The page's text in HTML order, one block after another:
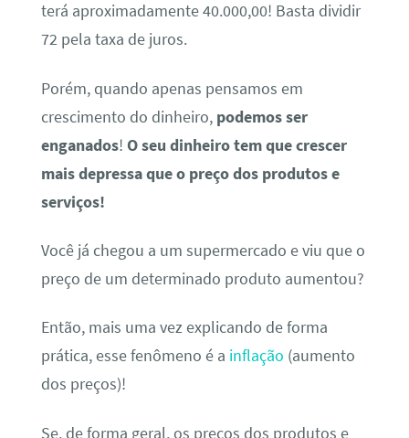
terá aproximadamente 40.000,00! Basta dividir
72 pela taxa de juros.
Porém, quando apenas pensamos em
crescimento do dinheiro, podemos ser
enganados! O seu dinheiro tem que crescer
mais depressa que o preço dos produtos e
serviços!
Você já chegou a um supermercado e viu que o
preço de um determinado produto aumentou?
Então, mais uma vez explicando de forma
prática, esse fenômeno é a inflação (aumento
dos preços)!
Se, de forma geral, os preços dos produtos e